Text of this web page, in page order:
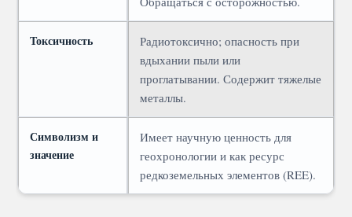
Токсичность
Радиотоксично; опасность при
вдыхании пыли или
проглатывании. Содержит тяжелые
металлы.
Символизм и
значение
Имеет научную ценность для
геохронологии и как ресурс
редкоземельных элементов (REE).